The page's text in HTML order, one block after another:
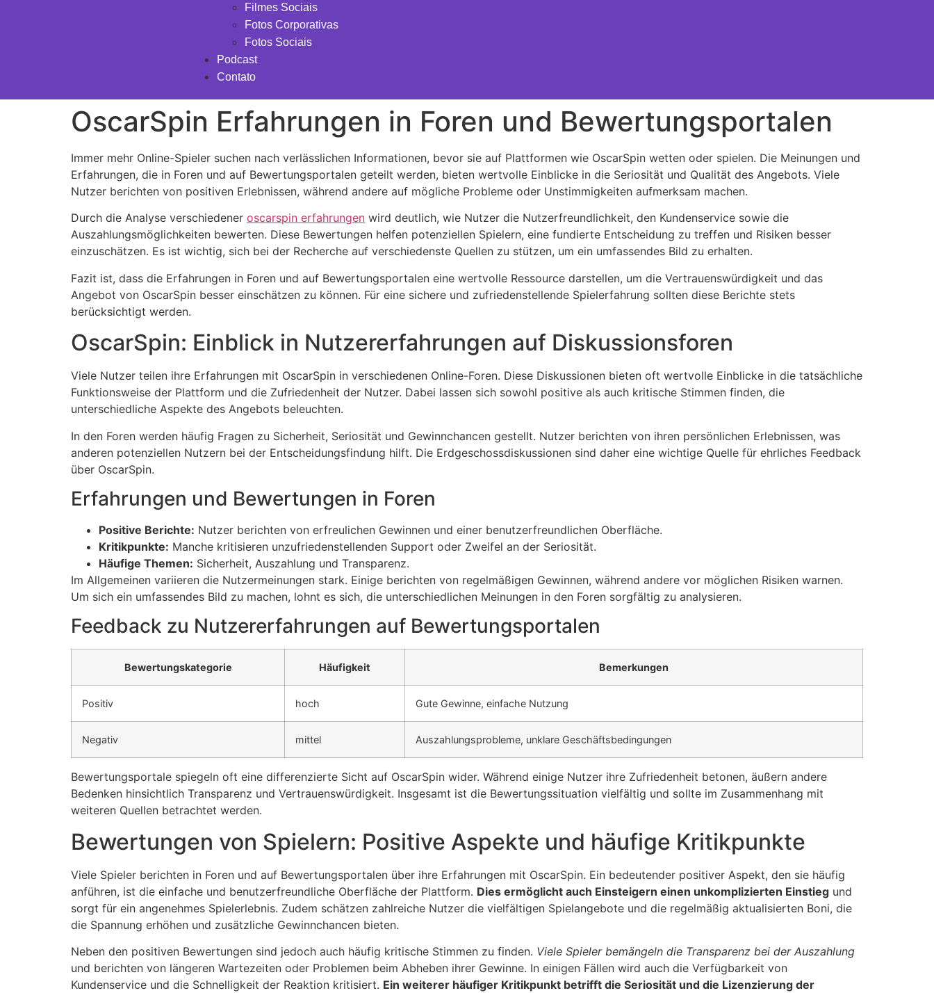
Filmes Sociais
Fotos Corporativas
Fotos Sociais
Podcast
Contato
OscarSpin Erfahrungen in Foren und Bewertungsportalen
Immer mehr Online-Spieler suchen nach verlässlichen Informationen, bevor sie auf Plattformen wie OscarSpin wetten oder spielen. Die Meinungen und
Erfahrungen, die in Foren und auf Bewertungsportalen geteilt werden, bieten wertvolle Einblicke in die Seriosität und Qualität des Angebots. Viele
Nutzer berichten von positiven Erlebnissen, während andere auf mögliche Probleme oder Unstimmigkeiten aufmerksam machen.
Durch die Analyse verschiedener oscarspin erfahrungen wird deutlich, wie Nutzer die Nutzerfreundlichkeit, den Kundenservice sowie die
Auszahlungsmöglichkeiten bewerten. Diese Bewertungen helfen potenziellen Spielern, eine fundierte Entscheidung zu treffen und Risiken besser
einzuschätzen. Es ist wichtig, sich bei der Recherche auf verschiedenste Quellen zu stützen, um ein umfassendes Bild zu erhalten.
Fazit ist, dass die Erfahrungen in Foren und auf Bewertungsportalen eine wertvolle Ressource darstellen, um die Vertrauenswürdigkeit und das
Angebot von OscarSpin besser einschätzen zu können. Für eine sichere und zufriedenstellende Spielerfahrung sollten diese Berichte stets
berücksichtigt werden.
OscarSpin: Einblick in Nutzererfahrungen auf Diskussionsforen
Viele Nutzer teilen ihre Erfahrungen mit OscarSpin in verschiedenen Online-Foren. Diese Diskussionen bieten oft wertvolle Einblicke in die tatsächliche
Funktionsweise der Plattform und die Zufriedenheit der Nutzer. Dabei lassen sich sowohl positive als auch kritische Stimmen finden, die
unterschiedliche Aspekte des Angebots beleuchten.
In den Foren werden häufig Fragen zu Sicherheit, Seriosität und Gewinnchancen gestellt. Nutzer berichten von ihren persönlichen Erlebnissen, was
anderen potenziellen Nutzern bei der Entscheidungsfindung hilft. Die Erdgeschossdiskussionen sind daher eine wichtige Quelle für ehrliches Feedback
über OscarSpin.
Erfahrungen und Bewertungen in Foren
Positive Berichte: Nutzer berichten von erfreulichen Gewinnen und einer benutzerfreundlichen Oberfläche.
Kritikpunkte: Manche kritisieren unzufriedenstellenden Support oder Zweifel an der Seriosität.
Häufige Themen: Sicherheit, Auszahlung und Transparenz.
Im Allgemeinen variieren die Nutzermeinungen stark. Einige berichten von regelmäßigen Gewinnen, während andere vor möglichen Risiken warnen.
Um sich ein umfassendes Bild zu machen, lohnt es sich, die unterschiedlichen Meinungen in den Foren sorgfältig zu analysieren.
Feedback zu Nutzererfahrungen auf Bewertungsportalen
Bewertungskategorie Häufigkeit Bemerkungen
Positiv hoch Gute Gewinne, einfache Nutzung
Negativ mittel Auszahlungsprobleme, unklare Geschäftsbedingungen
Bewertungsportale spiegeln oft eine differenzierte Sicht auf OscarSpin wider. Während einige Nutzer ihre Zufriedenheit betonen, äußern andere
Bedenken hinsichtlich Transparenz und Vertrauenswürdigkeit. Insgesamt ist die Bewertungssituation vielfältig und sollte im Zusammenhang mit
weiteren Quellen betrachtet werden.
Bewertungen von Spielern: Positive Aspekte und häufige Kritikpunkte
Viele Spieler berichten in Foren und auf Bewertungsportalen über ihre Erfahrungen mit OscarSpin. Ein bedeutender positiver Aspekt, den sie häufig
anführen, ist die einfache und benutzerfreundliche Oberfläche der Plattform. Dies ermöglicht auch Einsteigern einen unkomplizierten Einstieg und
sorgt für ein angenehmes Spielerlebnis. Zudem schätzen zahlreiche Nutzer die vielfältigen Spielangebote und die regelmäßig aktualisierten Boni, die
die Spannung erhöhen und zusätzliche Gewinnchancen bieten.
Neben den positiven Bewertungen sind jedoch auch häufig kritische Stimmen zu finden. Viele Spieler bemängeln die Transparenz bei der Auszahlung
und berichten von längeren Wartezeiten oder Problemen beim Abheben ihrer Gewinne. In einigen Fällen wird auch die Verfügbarkeit von
Kundenservice und die Schnelligkeit der Reaktion kritisiert. Ein weiterer häufiger Kritikpunkt betrifft die Seriosität und die Lizenzierung der